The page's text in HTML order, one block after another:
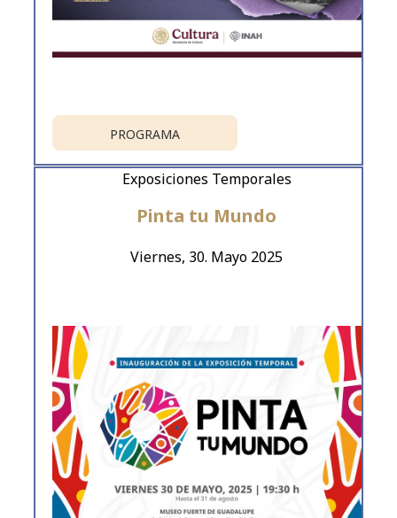
PROGRAMA
Viernes, 30. Mayo 2025
Pinta tu Mundo
Exposiciones Temporales